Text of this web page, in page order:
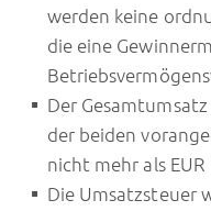
werden keine
die eine
Der
der beiden
nicht mehr als
Die Umsatzsteuer